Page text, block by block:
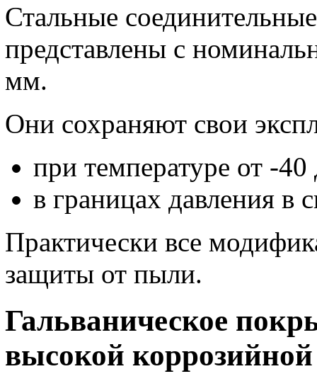
Стальные
представлены с
мм.
Они сохраняют свои
при температуре от -
в границах давления в
Практически все
защиты от пыли.
Гальваническое
высокой коррозийной